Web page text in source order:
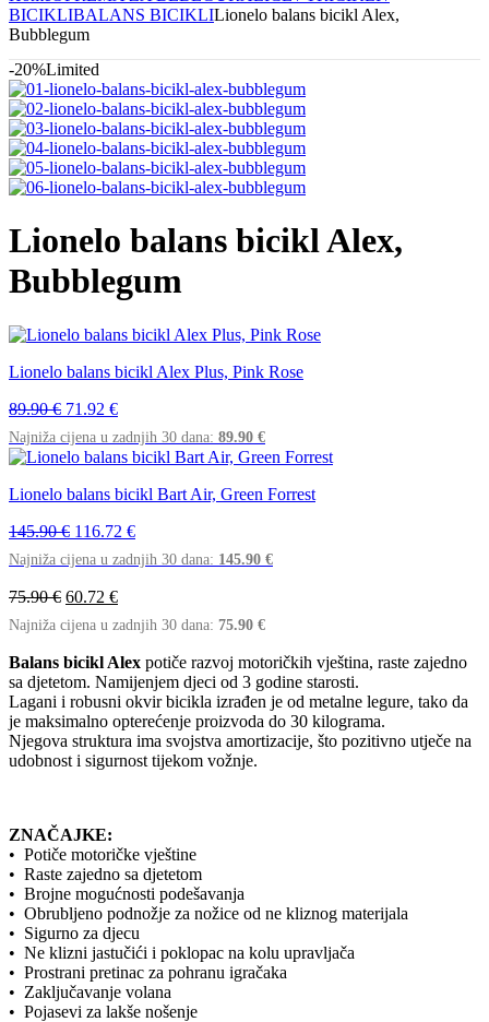
BICIKLIBALANS BICIKLILionelo balans bicikl Alex,
Bubblegum
-20%Limited
Lionelo balans bicikl Alex,
Bubblegum
Lionelo balans bicikl Alex Plus, Pink Rose
89.90€ Izvorna
cijena
bila
je:
89.90 €.
71.92 €Trenutna
cijena
je:
71.92 €.
Najniža cijena u zadnjih 30 dana: 89.90 €
Lionelo balans bicikl Bart Air, Green Forrest
145.90€ Izvorna
cijena
bila
je:
145.90 €.
116.72 €Trenutna
cijena
je:
Najniža cijena u zadnjih 30 dana: 145.90 €
75.90€ Izvorna
cijena
bila
je:
75.90 €.
60.72 €Trenutna
cijena
je:
60.72 €.
Najniža cijena u zadnjih 30 dana: 75.90 €
Balans bicikl Alex potiče razvoj motoričkih vještina, raste zajedno
sa djetetom. Namijenjem djeci od 3 godine starosti.
Lagani i robusni okvir bicikla izrađen je od metalne legure, tako da
je maksimalno opterećenje proizvoda do 30 kilograma.
Njegova struktura ima svojstva amortizacije, što pozitivno utječe na
udobnost i sigurnost tijekom vožnje.
ZNAČAJKE:
• Potiče motoričke vještine
• Raste zajedno sa djetetom
• Brojne mogućnosti podešavanja
• Obrubljeno podnožje za nožice od ne kliznog materijala
• Sigurno za djecu
• Ne klizni jastučići i poklopac na kolu upravljača
• Prostrani pretinac za pohranu igračaka
• Zaključavanje volana
• Pojasevi za lakše nošenje